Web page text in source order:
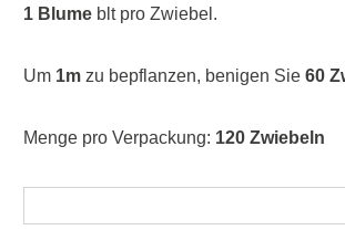
1 Blume blt pro Zwiebel.
Um 1m zu bepflanzen, benigen Sie 60
Menge pro Verpackung: 120 Zwiebeln